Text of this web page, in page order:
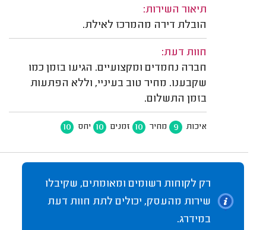
תיאור השירות:
הובלת דירה מהמרכז לאילת.
חוות דעת:
חברה נחמדים ומקצועיים. הגיעו בזמן כמו
שקבענו. מחיר טוב בעיניי, וללא הפתעות
בזמן התשלום.
איכות 9 מחיר 10 זמנים 10 יחס 10
רק לקוחות רשומים ומאומתים, שקיבלו
שירות מהעסק, יכולים לתת חוות דעת
במידרג.